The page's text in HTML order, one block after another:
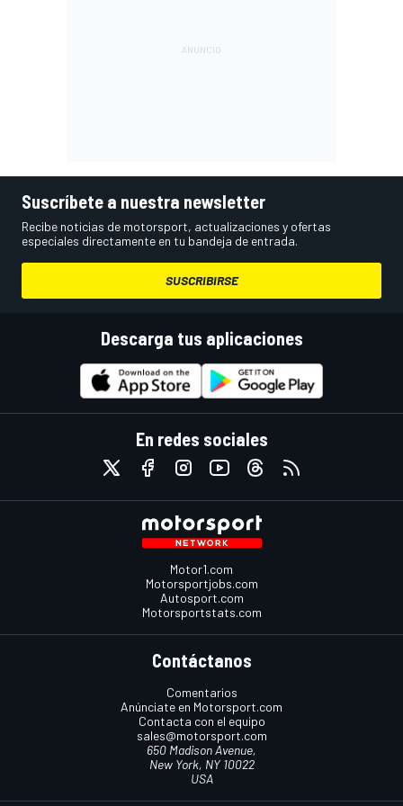
Suscríbete a nuestra newsletter
Recibe noticias de motorsport, actualizaciones y ofertas
especiales directamente en tu bandeja de entrada.
SUSCRIBIRSE
Descarga tus aplicaciones
En redes sociales
Motor1.com
Motorsportjobs.com
Autosport.com
Motorsportstats.com
Contáctanos
Comentarios
Anúnciate en Motorsport.com
Contacta con el equipo
sales@motorsport.com
650 Madison Avenue,
New York, NY 10022
USA